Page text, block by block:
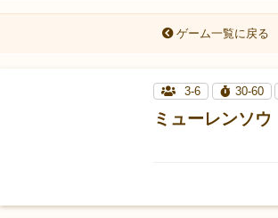
ゲーム一覧に戻る
3-6 30-60
ミューレンソウ